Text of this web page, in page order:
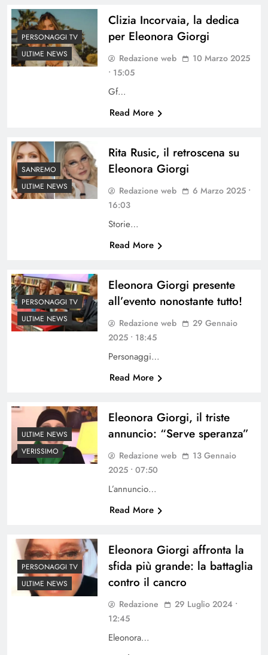
PERSONAGGI TV
ULTIME NEWS
Clizia Incorvaia, la dedica
per Eleonora Giorgi
Redazione web
10 Marzo 2025
• 15:05
Gf…
Read More
SANREMO
ULTIME NEWS
Rita Rusic, il retroscena su
Eleonora Giorgi
Redazione web
6 Marzo 2025 •
16:03
Storie…
Read More
PERSONAGGI TV
ULTIME NEWS
Eleonora Giorgi presente
all’evento nonostante tutto!
Redazione web
29 Gennaio
2025 • 18:45
Personaggi…
Read More
ULTIME NEWS
VERISSIMO
Eleonora Giorgi, il triste
annuncio: “Serve speranza”
Redazione web
13 Gennaio
2025 • 07:50
L’annuncio…
Read More
PERSONAGGI TV
ULTIME NEWS
Eleonora Giorgi affronta la
sfida più grande: la battaglia
contro il cancro
Redazione
29 Luglio 2024 •
12:45
Eleonora…